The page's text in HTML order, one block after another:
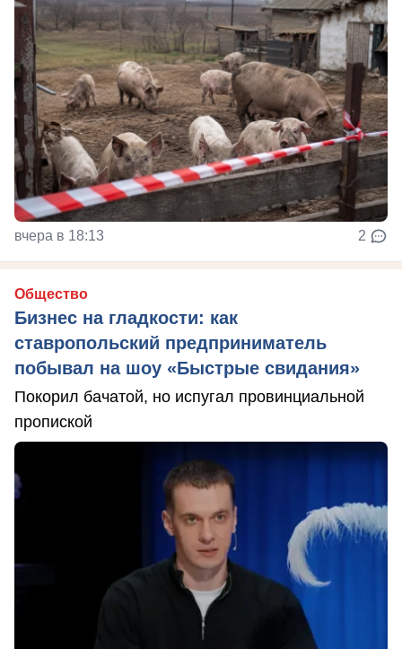
вчера в 18:13 2
Общество
Бизнес на гладкости: как
ставропольский предприниматель
побывал на шоу «Быстрые свидания»
Покорил бачатой, но испугал провинциальной
пропиской